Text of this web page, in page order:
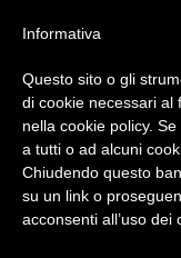
Altro
La fine
l’inizio
gestire il
concluso
Informativa
Questo sito o gli
di cookie necessari al
nella cookie policy.
a tutti o ad alcuni
Chiudendo questo
su un link o
acconsenti all’uso dei